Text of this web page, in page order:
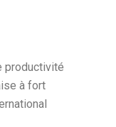
productivité
à fort